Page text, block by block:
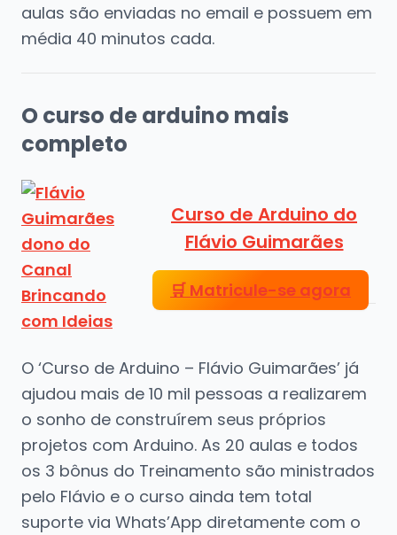
aulas são enviadas no email e possuem em
média 40 minutos cada.
O curso de arduino mais
completo
Curso de Arduino do
Flávio Guimarães
🛒 Matricule-se agora
O ‘Curso de Arduino – Flávio Guimarães’ já
ajudou mais de 10 mil pessoas a realizarem
o sonho de construírem seus próprios
projetos com Arduino. As 20 aulas e todos
os 3 bônus do Treinamento são ministrados
pelo Flávio e o curso ainda tem total
suporte via Whats’App diretamente com o